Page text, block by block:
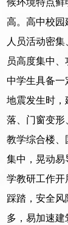
候环境特点鲜
高。高中校园
人员活动密
员高度集中
中学生具备一
地震发生时，
落、门窗变形
教学综合楼、
集中，晃动易
学教研工作开
踩踏，安全
多，易加速